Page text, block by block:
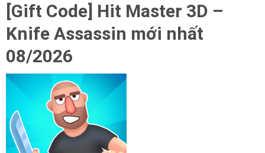
[Gift Code] Hit Master 3D –
Knife Assassin mới nhất
08/2026